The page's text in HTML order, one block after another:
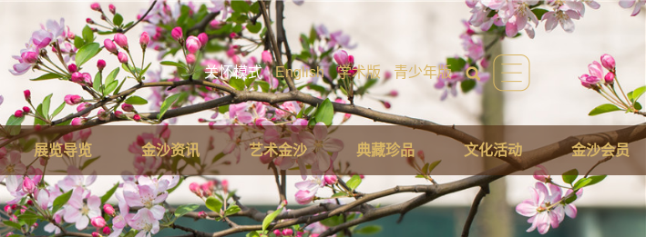
关怀模式 English 学术版 青少年版
展览导览 金沙资讯 艺术金沙 典藏珍品 文化活动 金沙会员